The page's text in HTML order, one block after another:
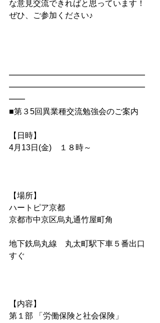
な意見交流できればと思っています！
ぜひ、ご参加ください♪
━━━━━━━━━━━━━━━━━
━━━━━━━━━━━━━━━━━
━━
■第３5回異業種交流勉強会のご案内
【日時】
4月13日(金)　１８時～
【場所】
ハートピア京都
京都市中京区烏丸通竹屋町角
地下鉄烏丸線　丸太町駅下車５番出口
すぐ
【内容】
第１部 「労働保険と社会保険」